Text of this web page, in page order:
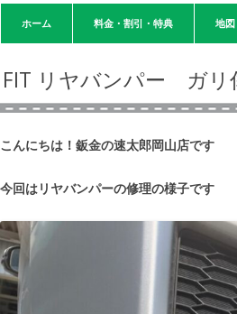
ホーム 料金・割引・特典 地
FIT リヤバンパー ガ
こんにちは！鈑金の速太郎岡山店です
今回はリヤバンパーの修理の様子です